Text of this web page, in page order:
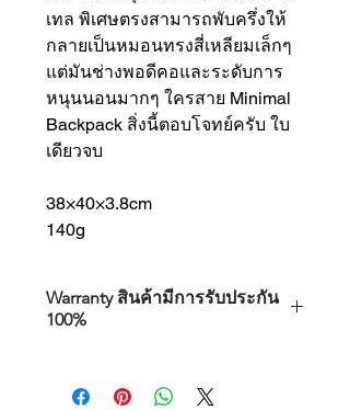
เทล พิเศษตรงสามารถพับครึ่งให้
กลายเป็นหมอนทรงสี่เหลียมเล็กๆ
แต่มันช่างพอดีคอและระดับการ
หนุนนอนมากๆ ใครสาย Minimal
Backpack สิ่งนี้ตอบโจทย์ครับ ใบ
เดียวจบ
38×40×3.8cm
140g
Warranty สินค้ามีการรับประกัน
100%
คุณตัดสินใจซื้อ แต่รวมไปถึง